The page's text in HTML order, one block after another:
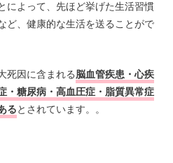
によって、先ほど挙げた生活習慣
ど、健康的な生活を送ることがで
死因に含まれる脳血管疾患・心疾
・糖尿病・高血圧症・脂質異常症
るとされています。。